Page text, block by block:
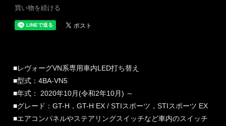
買い物を続ける
■レヴォーグVN系専用車内LED打ち替え
■型式：4BA-VN5
■年式： 2020年10月(令和2年10月) ～
■グレード：GT-H，GT-H EX / STIスポーツ，STIスポーツ EX
■エアコンパネルやステアリングスイッチなど車内のスイッチ